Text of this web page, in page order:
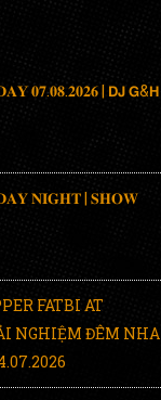
𝟎𝟕.𝟎𝟖.𝟐𝟎𝟐𝟔 | 𝗗𝗝 𝗚&𝗛
𝐍𝐈𝐆𝐇𝐓 | 𝐒𝐇𝐎𝐖
FATBI AT
NGHIỆM ĐÊM NHA